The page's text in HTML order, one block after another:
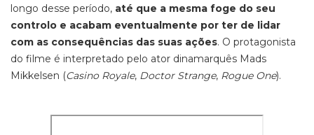
longo desse período, até que a mesma foge do seu
controlo e acabam eventualmente por ter de lidar
com as consequências das suas ações. O protagonista
do filme é interpretado pelo ator dinamarquês Mads
Mikkelsen (Casino Royale, Doctor Strange, Rogue One).